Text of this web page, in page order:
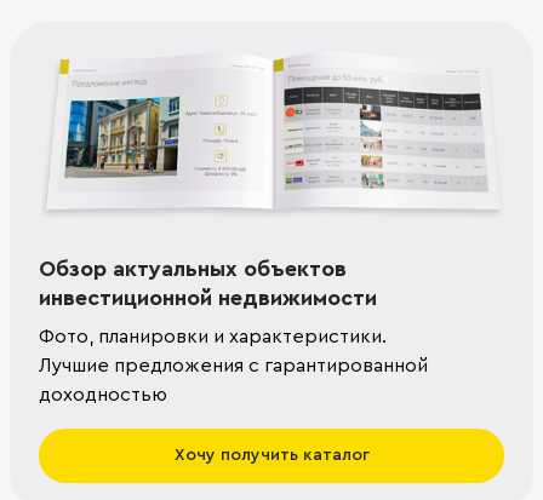
Обзор актуальных объектов
инвестиционной недвижимости
Фото, планировки и характеристики.
Лучшие предложения с гарантированной
доходностью
Хочу получить каталог